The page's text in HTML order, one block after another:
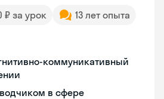
₽ за урок
13 лет опыта
коммуникативный
в сфере